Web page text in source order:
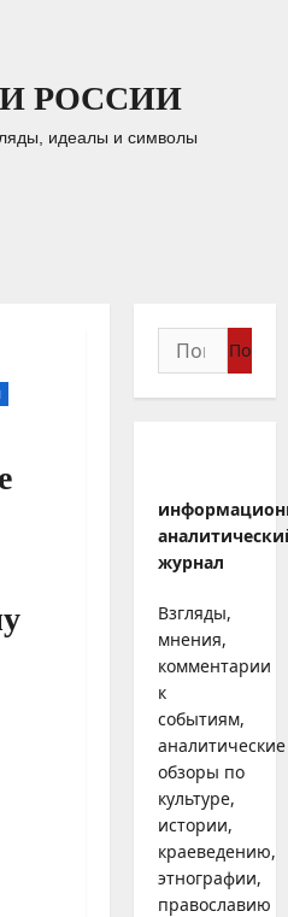
РОССИИ
идеалы и символы
Найти:
журнал
Взгляды,
мнения,
комментарии
к
событиям,
аналитические
обзоры по
культуре,
истории,
краеведению,
этнографии,
православию